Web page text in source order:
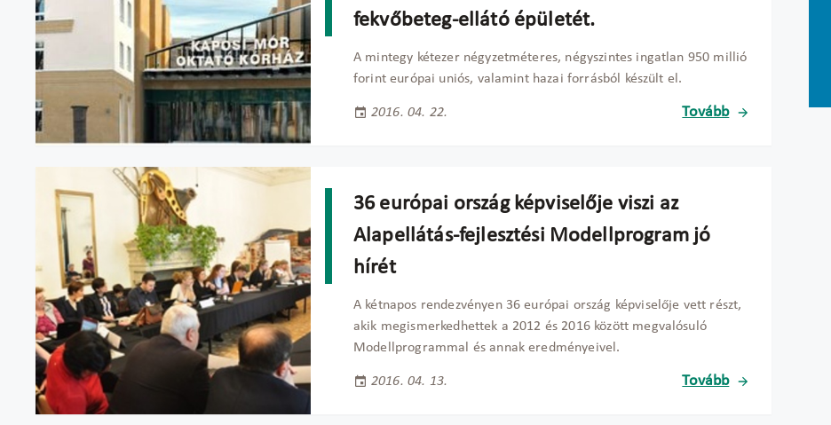
fekvőbeteg-ellátó épületét.
A mintegy kétezer négyzetméteres, négyszintes ingatlan 950 millió
forint európai uniós, valamint hazai forrásból készült el.
2016. 04. 22. Tovább
36 európai ország képviselője viszi az
Alapellátás-fejlesztési Modellprogram jó
hírét
A kétnapos rendezvényen 36 európai ország képviselője vett részt,
akik megismerkedhettek a 2012 és 2016 között megvalósuló
Modellprogrammal és annak eredményeivel.
2016. 04. 13. Tovább